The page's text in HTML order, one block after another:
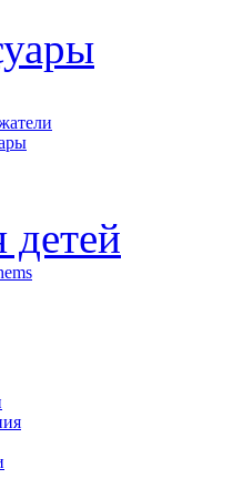
детей